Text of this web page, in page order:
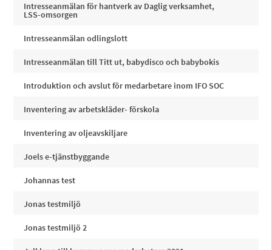
Intresseanmälan för hantverk av Daglig verksamhet,
LSS-omsorgen
Intresseanmälan odlingslott
Intresseanmälan till Titt ut, babydisco och babybokis
Introduktion och avslut för medarbetare inom IFO SOC
Inventering av arbetskläder- förskola
Inventering av oljeavskiljare
Joels e-tjänstbyggande
Johannas test
Jonas testmiljö
Jonas testmiljö 2